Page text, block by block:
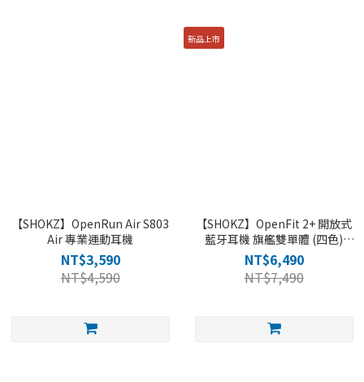
【SHOKZ】OpenRun Air S803
Air 專業運動耳機
NT$3,590
NT$4,590
新品上市
【SHOKZ】OpenFit 2+ 開放式
藍牙耳機 旗艦雙單體 (四色)
T921
NT$6,490
NT$7,490